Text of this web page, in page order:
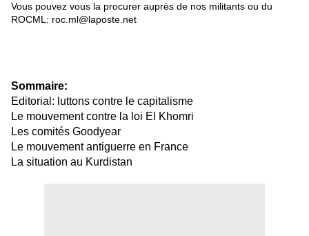
Vous pouvez vous la procurer auprès de nos militants ou du
ROCML: roc.ml@laposte.net
Sommaire:
Editorial: luttons contre le capitalisme
Le mouvement contre la loi El Khomri
Les comités Goodyear
Le mouvement antiguerre en France
La situation au Kurdistan